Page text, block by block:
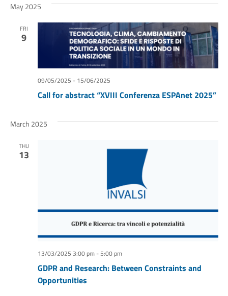
May 2025
FRI
9
Call for abstract “XVIII Conferenza ESPAnet 2025”
09/05/2025 - 15/06/2025
March 2025
THU
13
GDPR and Research: Between Constraints and
Opportunities
13/03/2025 3:00 pm-5:00 pm